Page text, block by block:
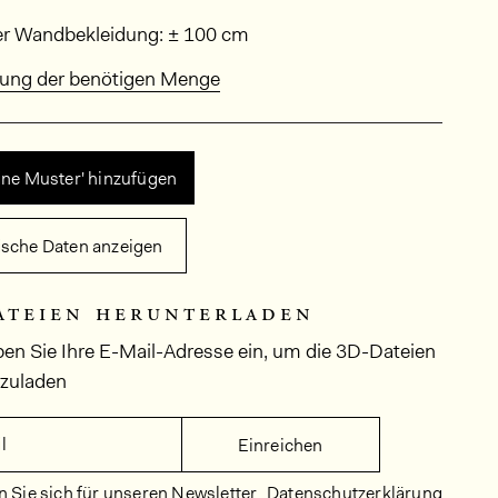
Wandbekleidung: ± 100 cm
der benötigen Menge
Muster' hinzufügen
Daten anzeigen
herunterladen
Sie Ihre E-Mail-Adresse ein, um die 3D-Dateien
Einreichen
Sie sich für unseren Newsletter Datenschutzerklärung